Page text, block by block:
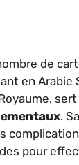
de
en Arabie
.
pour